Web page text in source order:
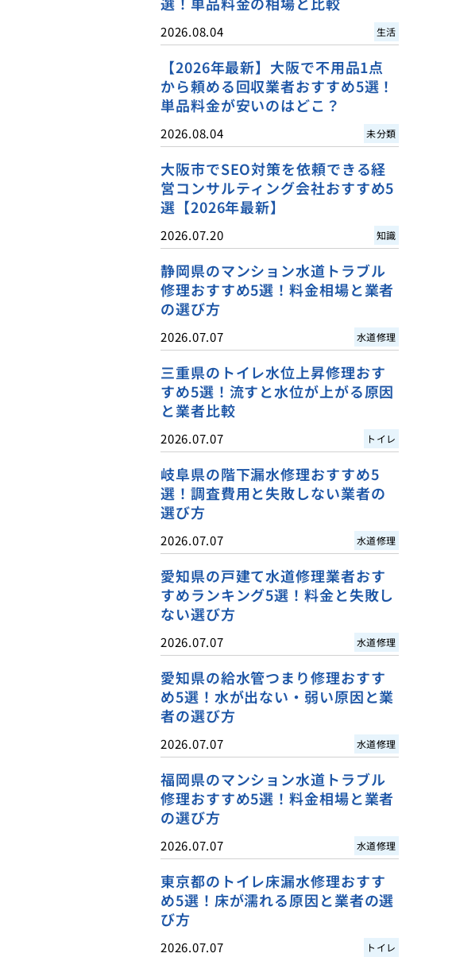
2026.08.04 生活
【2026年最新】大阪で不用品1点
から頼める回収業者おすすめ5選！
単品料金が安いのはどこ？
2026.08.04 未分類
大阪市でSEO対策を依頼できる経
営コンサルティング会社おすすめ5
選【2026年最新】
2026.07.20 知識
静岡県のマンション水道トラブル
修理おすすめ5選！料金相場と業者
の選び方
2026.07.07 水道修理
三重県のトイレ水位上昇修理おす
すめ5選！流すと水位が上がる原因
と業者比較
2026.07.07 トイレ
岐阜県の階下漏水修理おすすめ5
選！調査費用と失敗しない業者の
選び方
2026.07.07 水道修理
愛知県の戸建て水道修理業者おす
すめランキング5選！料金と失敗し
ない選び方
2026.07.07 水道修理
愛知県の給水管つまり修理おすす
め5選！水が出ない・弱い原因と業
者の選び方
2026.07.07 水道修理
福岡県のマンション水道トラブル
修理おすすめ5選！料金相場と業者
の選び方
2026.07.07 水道修理
東京都のトイレ床漏水修理おすす
め5選！床が濡れる原因と業者の選
び方
2026.07.07 トイレ